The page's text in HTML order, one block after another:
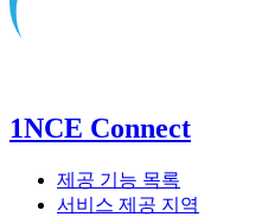
1NCE Connect
제공 기능 목록
서비스 제공 지역